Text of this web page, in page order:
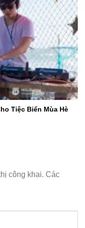
Tiệc Biển Mùa Hè
công khai. Các